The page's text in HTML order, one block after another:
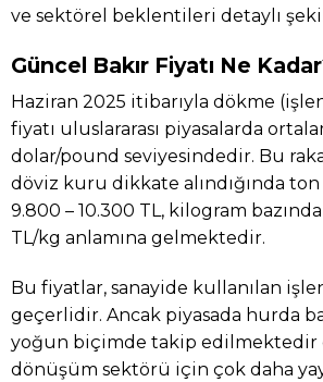
ve sektörel beklentileri detaylı
Güncel Bakır Fiyatı Ne
Haziran 2025 itibarıyla dökme
fiyatı uluslararası piyasalarda
dolar/pound seviyesindedir. Bu
döviz kuru dikkate alındığında ton
9.800 – 10.300 TL, kilogram bazında
TL/kg anlamına gelmektedir.
Bu fiyatlar, sanayide kullanılan
geçerlidir. Ancak piyasada hurda
yoğun biçimde takip edilmektedir
dönüşüm sektörü için çok daha